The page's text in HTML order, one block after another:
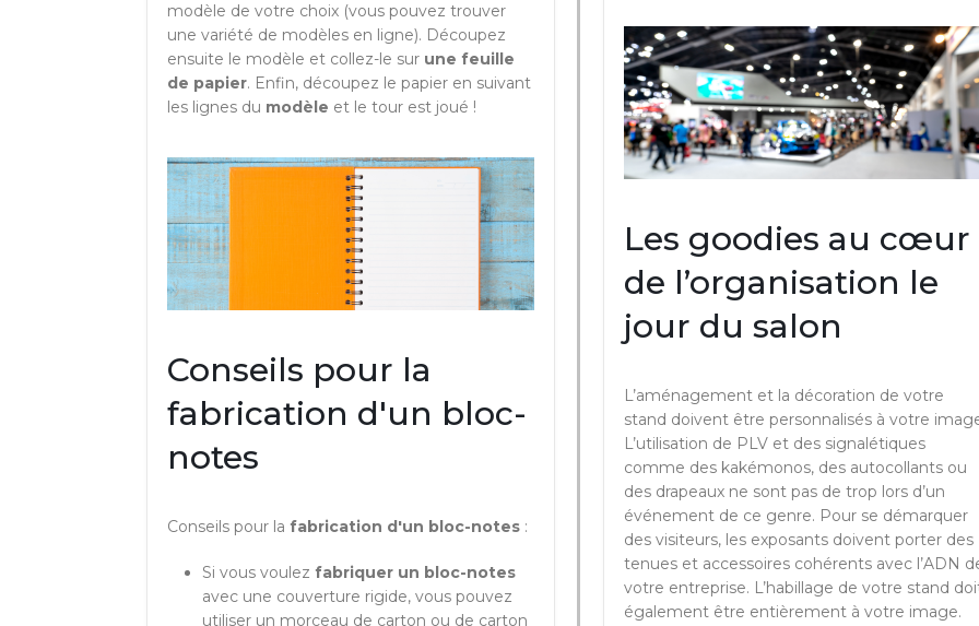
modèle de votre choix (vous pouvez trouver
une variété de modèles en ligne). Découpez
ensuite le modèle et collez-le sur une feuille
de papier. Enfin, découpez le papier en suivant
les lignes du modèle et le tour est joué !
Conseils pour la
fabrication d'un bloc-
notes
Conseils pour la fabrication d'un bloc-notes :
Si vous voulez fabriquer un bloc-notes
avec une couverture rigide, vous pouvez
utiliser un morceau de carton ou de carton
Les goodies au cœur
de l’organisation le
jour du salon
L’aménagement et la décoration de votre
stand doivent être personnalisés à votre
L’utilisation de PLV et des signalétiques
comme des kakémonos, des autocollants ou
des drapeaux ne sont pas de trop lors d’un
événement de ce genre. Pour se démarquer
des visiteurs, les exposants doivent porter des
tenues et accessoires cohérents avec l’ADN
votre entreprise. L’habillage de votre stand
également être entièrement à votre image.